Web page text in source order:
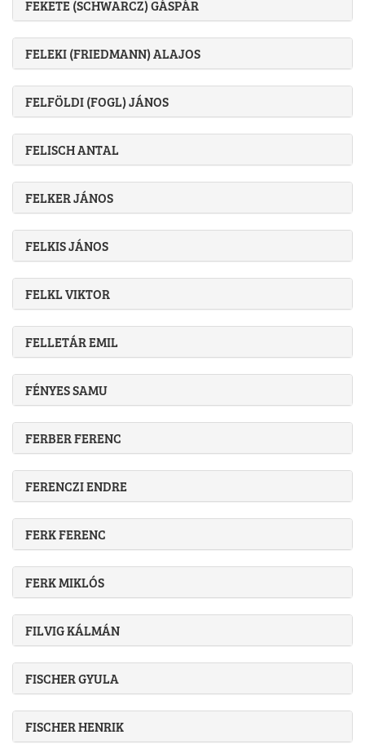
FEKETE (SCHWARCZ) GÁSPÁR
FELEKI (FRIEDMANN) ALAJOS
FELFÖLDI (FOGL) JÁNOS
FELISCH ANTAL
FELKER JÁNOS
FELKIS JÁNOS
FELKL VIKTOR
FELLETÁR EMIL
FÉNYES SAMU
FERBER FERENC
FERENCZI ENDRE
FERK FERENC
FERK MIKLÓS
FILVIG KÁLMÁN
FISCHER GYULA
FISCHER HENRIK